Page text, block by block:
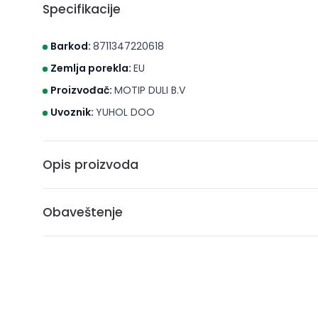
Specifikacije
Barkod: 8711347220618
Zemlja porekla: EU
Proizvođač: MOTIP DULI B.V
Uvoznik: YUHOL DOO
Opis proizvoda
Obaveštenje